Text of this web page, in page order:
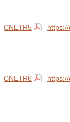
CNETR5
CNETR6